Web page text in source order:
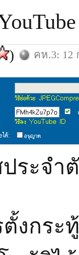
) คห.3: 12
ระจำ
งกระ